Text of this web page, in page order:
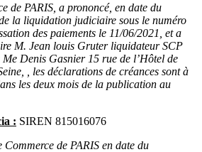
de PARIS, a prononcé, en date du
la liquidation judiciaire sous le numéro
des paiements le 11/06/2021, et a
M. Jean louis Gruter liquidateur SCP
Denis Gasnier 15 rue de l’Hôtel de
, les déclarations de créances sont à
les deux mois de la publication au
: SIREN 815016076
de PARIS en date du